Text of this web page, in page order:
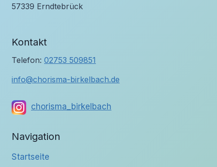
57339 Erndtebrück
Kontakt
Telefon: 02753 509851
info@chorisma-birkelbach.de
chorisma_birkelbach
Navigation
Startseite